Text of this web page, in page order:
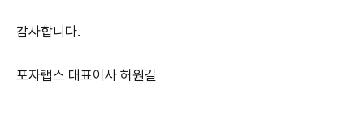
감사합니다.
포자랩스 대표이사 허원길